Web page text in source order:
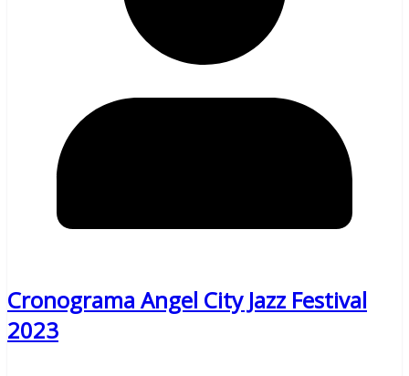
Cronograma Angel City Jazz Festival
2023